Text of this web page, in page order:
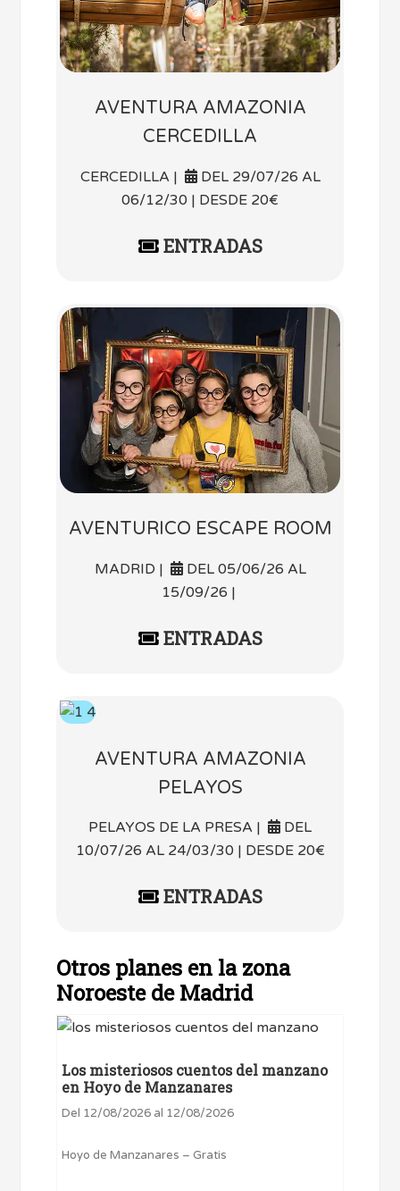
AVENTURA AMAZONIA
CERCEDILLA
CERCEDILLA |
DEL 29/07/26 AL
06/12/30 | DESDE 20€
ENTRADAS
AVENTURICO ESCAPE ROOM
MADRID |
DEL 05/06/26 AL
15/09/26 |
ENTRADAS
AVENTURA AMAZONIA
PELAYOS
PELAYOS DE LA PRESA |
DEL
10/07/26 AL 24/03/30 | DESDE 20€
ENTRADAS
Otros planes en la zona
Noroeste de Madrid
Los misteriosos cuentos del manzano
en Hoyo de Manzanares
Del 12/08/2026 al 12/08/2026
Hoyo de Manzanares – Gratis